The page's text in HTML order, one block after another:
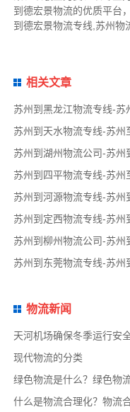
到德宏景物流的优质平台
到德宏景物流专线,苏州物
相关文章
苏州到天水物流专线-苏州
苏州到湖州物流公司-苏州
苏州到四平物流专线-苏州
苏州到河源物流专线-苏州
苏州到定西物流专线-苏州
苏州到柳州物流公司-苏州
苏州到东莞物流专线-苏州
物流新闻
天河机场确保冬季运行安
现代物流的分类
绿色物流是什么？绿色物
什么是物流合理化？物流